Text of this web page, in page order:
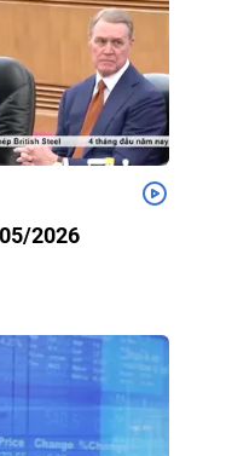
2026